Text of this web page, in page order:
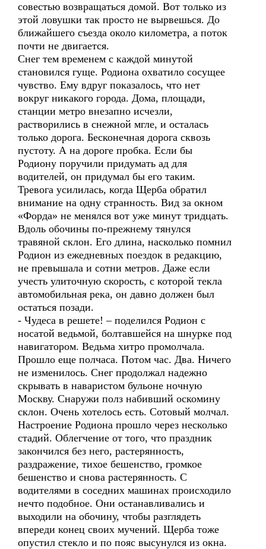
совестью возвращаться домой. Вот только из
этой ловушки так просто не вырвешься. До
ближайшего съезда около километра, а поток
почти не двигается.
Снег тем временем с каждой минутой
становился гуще. Родиона охватило сосущее
чувство. Ему вдруг показалось, что нет
вокруг никакого города. Дома, площади,
станции метро внезапно исчезли,
растворились в снежной мгле, и осталась
только дорога. Бесконечная дорога сквозь
пустоту. А на дороге пробка. Если бы
Родиону поручили придумать ад для
водителей, он придумал бы его таким.
Тревога усилилась, когда Щерба обратил
внимание на одну странность. Вид за окном
«Форда» не менялся вот уже минут тридцать.
Вдоль обочины по-прежнему тянулся
травяной склон. Его длина, насколько помнил
Родион из ежедневных поездок в редакцию,
не превышала и сотни метров. Даже если
учесть улиточную скорость, с которой текла
автомобильная река, он давно должен был
остаться позади.
- Чудеса в решете! – поделился Родион с
носатой ведьмой, болтавшейся на шнурке под
навигатором. Ведьма хитро промолчала.
Прошло еще полчаса. Потом час. Два. Ничего
не изменилось. Снег продолжал надежно
скрывать в наваристом бульоне ночную
Москву. Снаружи полз набивший оскомину
склон. Очень хотелось есть. Сотовый молчал.
Настроение Родиона прошло через несколько
стадий. Облегчение от того, что праздник
закончился без него, растерянность,
раздражение, тихое бешенство, громкое
бешенство и снова растерянность. С
водителями в соседних машинах происходило
нечто подобное. Они останавливались и
выходили на обочину, чтобы разглядеть
впереди конец своих мучений. Щерба тоже
опустил стекло и по пояс высунулся из окна.